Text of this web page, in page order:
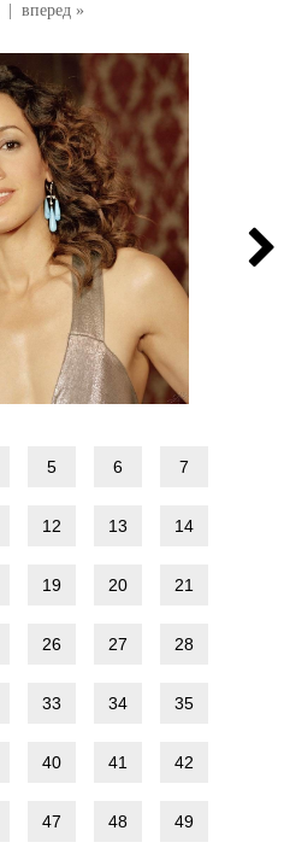
вперед »
5 6 7
12 13 14
19 20 21
26 27 28
33 34 35
40 41 42
47 48 49